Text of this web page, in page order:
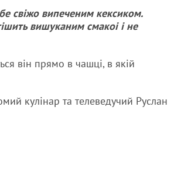
свіжо випеченим кексиком.
вишуканим смакоі і не
він прямо в чашці, в якій
кулінар та телеведучий Руслан